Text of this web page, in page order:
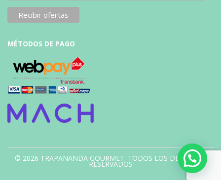
MÉTODOS DE PAGO
© 2026 TRAPANANDA GOURMET. TODOS LOS DERECHOS
RESERVADOS